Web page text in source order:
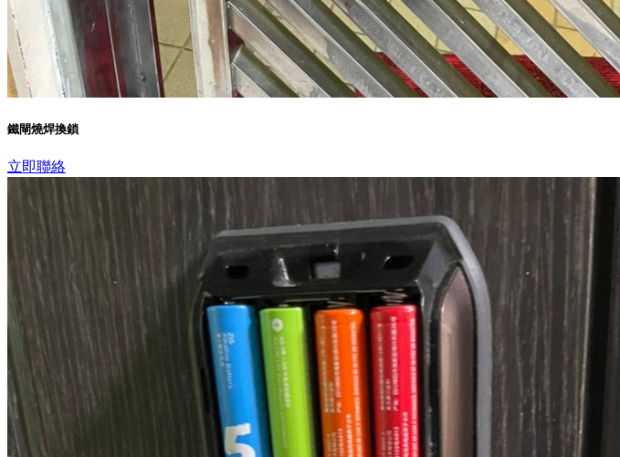
鐵閘燒焊換鎖
立即聯絡